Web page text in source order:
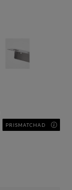
PRISMATCHAD